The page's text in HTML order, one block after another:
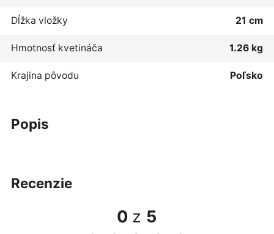
popis
Dĺžka vložky 21 cm
Hmotnosť kvetináča 1.26 kg
Krajina pôvodu Poľsko
recenzie
0 z 5